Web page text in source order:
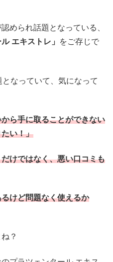
められ話題となっている、
エキストレ」
をご存じで
なっていて、気になって
ら手に取ることができない
い！」
けではなく、悪い口コミも
けど問題なく使えるか
？